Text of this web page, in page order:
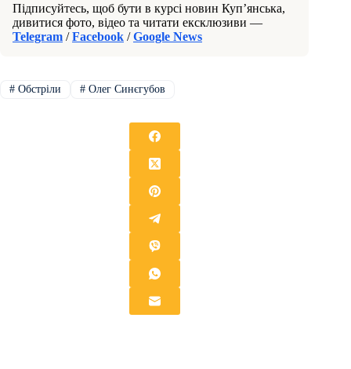
Підписуйтесь, щоб бути в курсі новин Куп’янська,
дивитися фото, відео та читати ексклюзиви —
Telegram /Facebook /Google News
#Обстріли #Олег Синєгубов